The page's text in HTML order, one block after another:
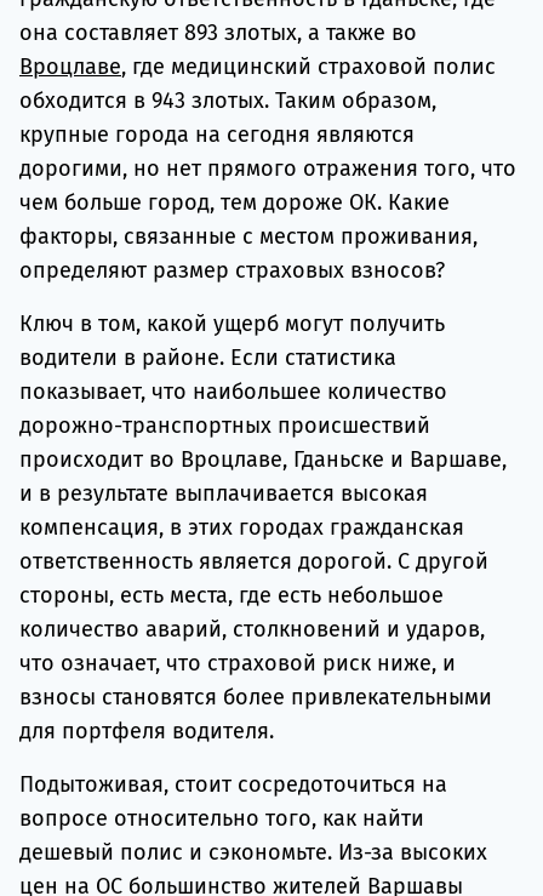
она составляет 893 злотых, а также во
Вроцлаве, где медицинский страховой полис
обходится в 943 злотых. Таким образом,
крупные города на сегодня являются
дорогими, но нет прямого отражения того, что
чем больше город, тем дороже ОК. Какие
факторы, связанные с местом проживания,
определяют размер страховых взносов?
Ключ в том, какой ущерб могут получить
водители в районе. Если статистика
показывает, что наибольшее количество
дорожно-транспортных происшествий
происходит во Вроцлаве, Гданьске и Варшаве,
и в результате выплачивается высокая
компенсация, в этих городах гражданская
ответственность является дорогой. С другой
стороны, есть места, где есть небольшое
количество аварий, столкновений и ударов,
что означает, что страховой риск ниже, и
взносы становятся более привлекательными
для портфеля водителя.
Подытоживая, стоит сосредоточиться на
вопросе относительно того, как найти
дешевый полис и сэкономьте. Из-за высоких
цен на ОС большинство жителей Варшавы